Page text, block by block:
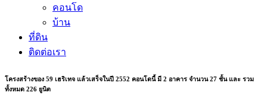
คอนโด
บ้าน
ที่ดิน
ติดต่อเรา
โครงสร้างของ 59 เฮริเทจ แล้วเสร็จในปี 2552 คอนโดนี้ มี 2 อาคาร จำนวน 27 ชั้น และ รวม
ทั้งหมด 226 ยูนิต